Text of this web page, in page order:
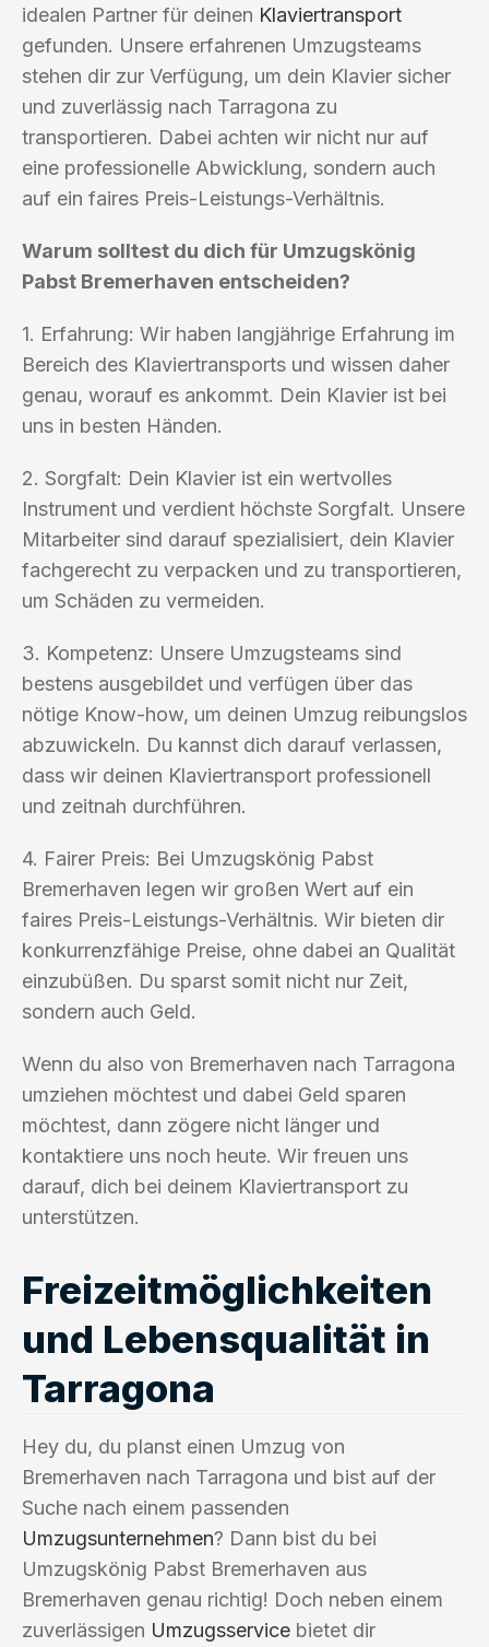
idealen Partner für deinen Klaviertransport
gefunden. Unsere erfahrenen Umzugsteams
stehen dir zur Verfügung, um dein Klavier sicher
und zuverlässig nach Tarragona zu
transportieren. Dabei achten wir nicht nur auf
eine professionelle Abwicklung, sondern auch
auf ein faires Preis-Leistungs-Verhältnis.
Warum solltest du dich für Umzugskönig
Pabst Bremerhaven entscheiden?
1. Erfahrung: Wir haben langjährige Erfahrung im
Bereich des Klaviertransports und wissen daher
genau, worauf es ankommt. Dein Klavier ist bei
uns in besten Händen.
2. Sorgfalt: Dein Klavier ist ein wertvolles
Instrument und verdient höchste Sorgfalt. Unsere
Mitarbeiter sind darauf spezialisiert, dein Klavier
fachgerecht zu verpacken und zu transportieren,
um Schäden zu vermeiden.
3. Kompetenz: Unsere Umzugsteams sind
bestens ausgebildet und verfügen über das
nötige Know-how, um deinen Umzug reibungslos
abzuwickeln. Du kannst dich darauf verlassen,
dass wir deinen Klaviertransport professionell
und zeitnah durchführen.
4. Fairer Preis: Bei Umzugskönig Pabst
Bremerhaven legen wir großen Wert auf ein
faires Preis-Leistungs-Verhältnis. Wir bieten dir
konkurrenzfähige Preise, ohne dabei an Qualität
einzubüßen. Du sparst somit nicht nur Zeit,
sondern auch Geld.
Wenn du also von Bremerhaven nach Tarragona
umziehen möchtest und dabei Geld sparen
möchtest, dann zögere nicht länger und
kontaktiere uns noch heute. Wir freuen uns
darauf, dich bei deinem Klaviertransport zu
unterstützen.
Freizeitmöglichkeiten
und Lebensqualität in
Tarragona
Hey du, du planst einen Umzug von
Bremerhaven nach Tarragona und bist auf der
Suche nach einem passenden
Umzugsunternehmen? Dann bist du bei
Umzugskönig Pabst Bremerhaven aus
Bremerhaven genau richtig! Doch neben einem
zuverlässigen Umzugsservice bietet dir